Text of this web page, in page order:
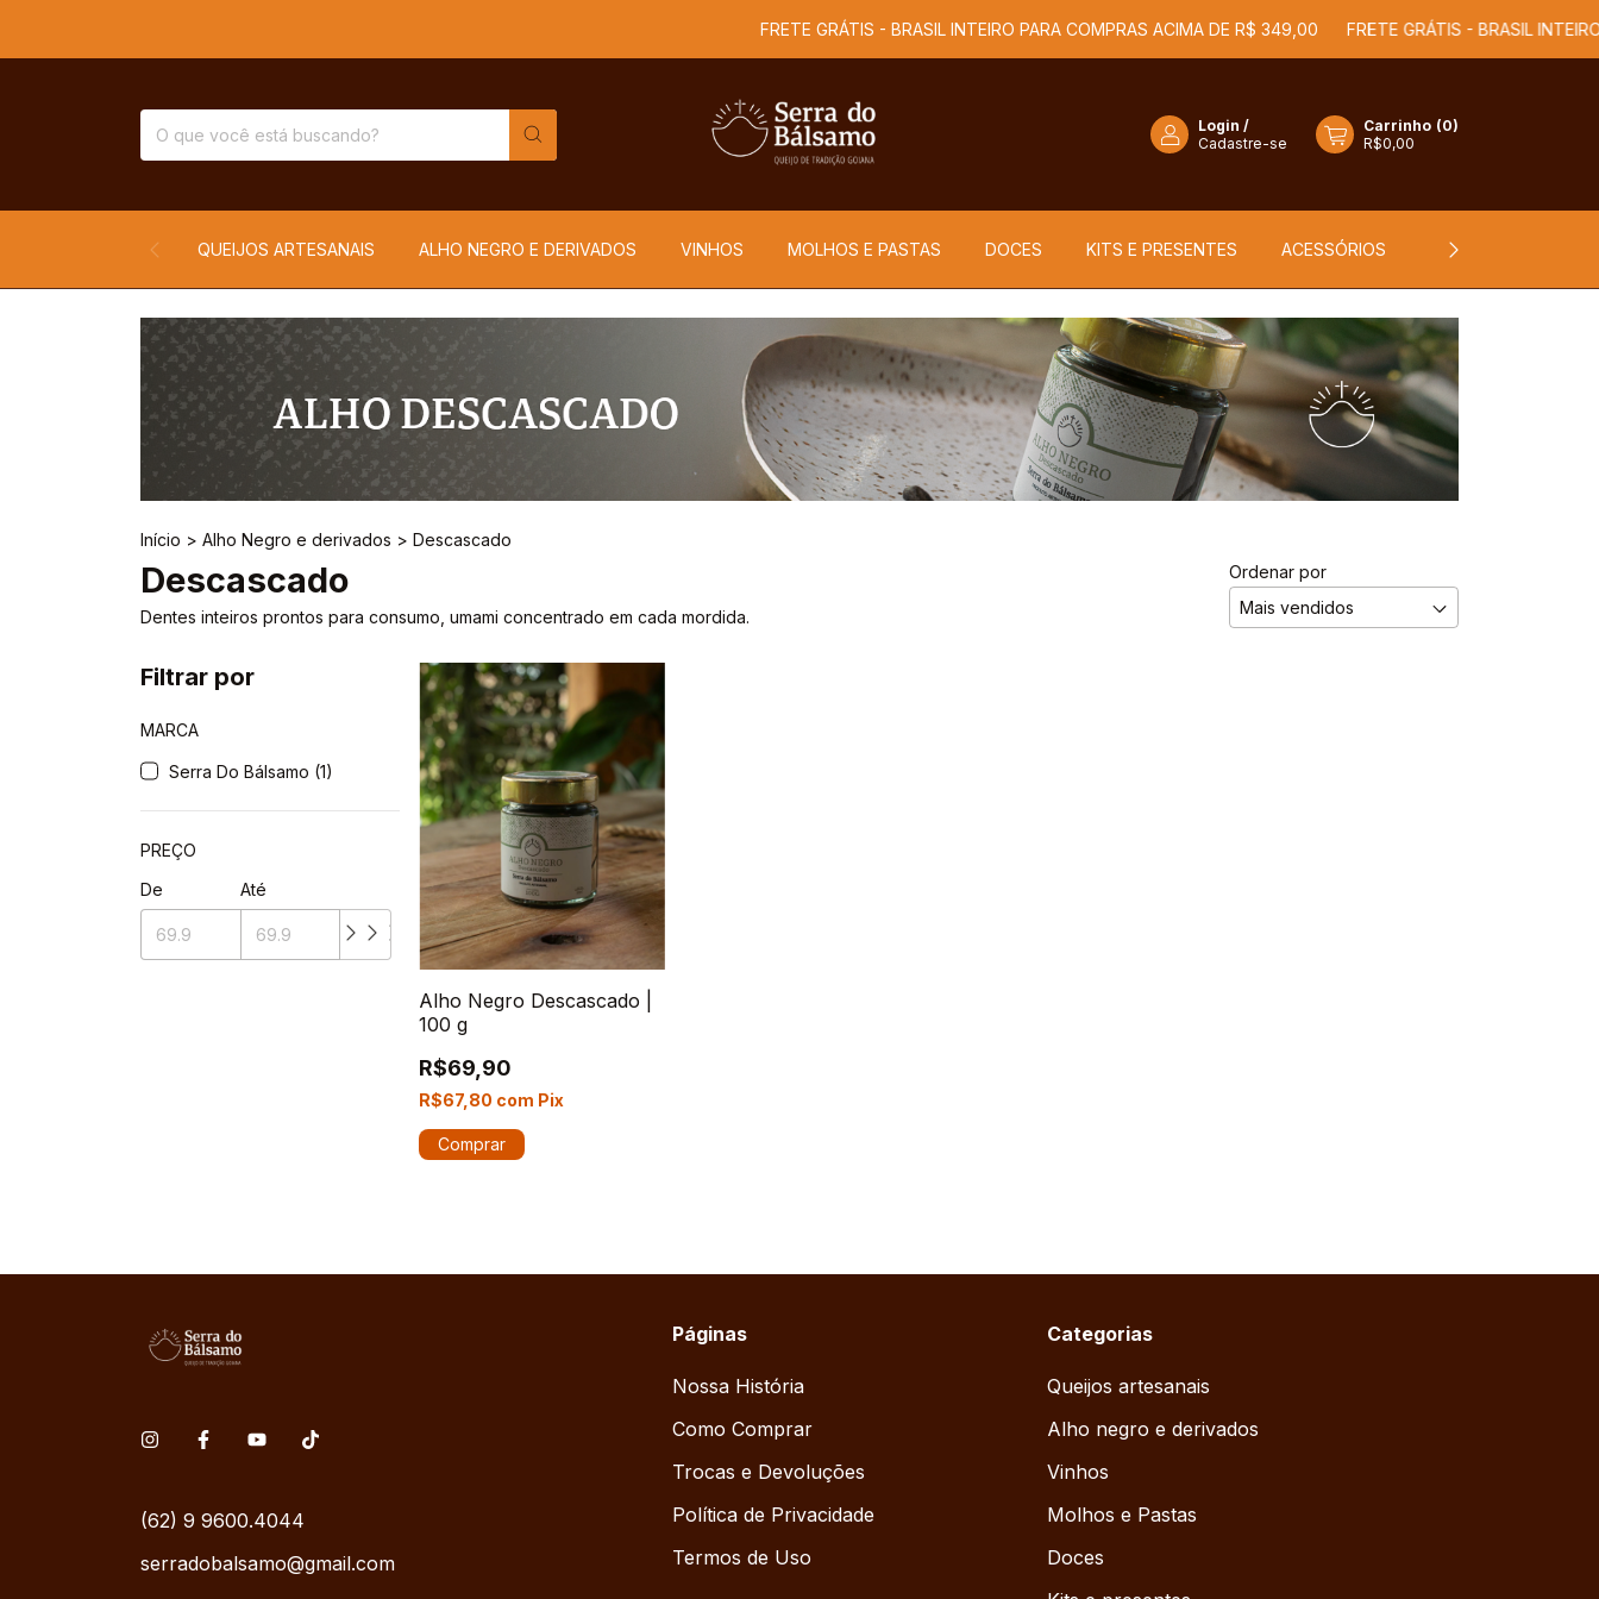
FRETE GRÁTIS - BRASIL INTEIRO PARA COMPRAS ACIMA DE R$ 349,00 FRETE GRÁTIS - BRASIL INTEIRO
Login /
Cadastre-se
Carrinho (0)
R$0,00
QUEIJOS ARTESANAIS ALHO NEGRO E DERIVADOS VINHOS MOLHOS E PASTAS DOCES KITS E PRESENTES ACESSÓRIOS NOSSA HISTÓRIA
Início > Alho Negro e derivados > Descascado
Descascado
Dentes inteiros prontos para consumo, umami concentrado em cada mordida.
Ordenar por
Filtrar por
MARCA
Serra Do Bálsamo (1)
PREÇO
De
Até
Alho Negro Descascado |
100 g
R$69,90
R$67,80 com Pix
(62) 9 9600.4044
serradobalsamo@gmail.com
Páginas
Nossa História
Como Comprar
Trocas e Devoluções
Política de Privacidade
Termos de Uso
Categorias
Queijos artesanais
Alho negro e derivados
Vinhos
Molhos e Pastas
Doces